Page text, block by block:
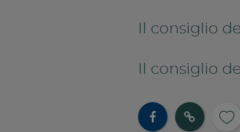
Il consiglio
Il consiglio